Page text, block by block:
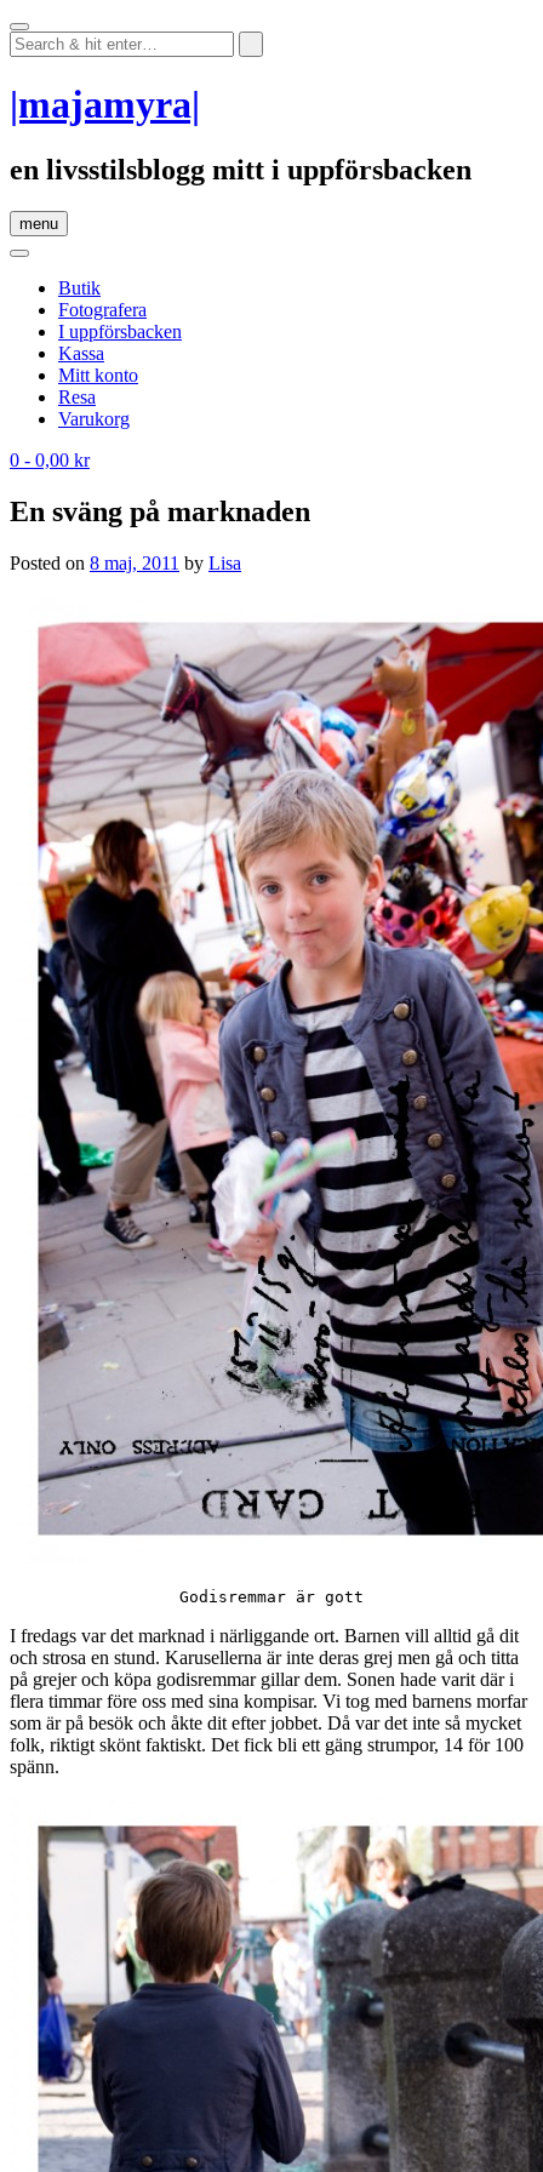
Skip
to
content
|majamyra|
en livsstilsblogg mitt i uppförsbacken
menu
Butik
Fotografera
I uppförsbacken
Kassa
Mitt konto
Resa
Varukorg
0 - 0,00 kr
En sväng på marknaden
Posted on 8 maj, 2011 by Lisa
Godisremmar är gott
I fredags var det marknad i närliggande ort. Barnen vill alltid gå dit
och strosa en stund. Karusellerna är inte deras grej men gå och titta
på grejer och köpa godisremmar gillar dem. Sonen hade varit där i
flera timmar före oss med sina kompisar. Vi tog med barnens morfar
som är på besök och åkte dit efter jobbet. Då var det inte så mycket
folk, riktigt skönt faktiskt. Det fick bli ett gäng strumpor, 14 för 100
spänn.